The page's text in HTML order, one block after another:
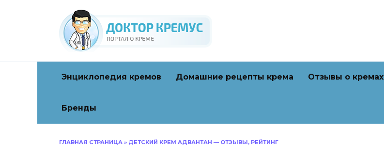
Энциклопедия кремов Домашние рецепты крема Отзывы о кремах
Бренды
ГЛАВНАЯ СТРАНИЦА » ДЕТСКИЙ КРЕМ АДВАНТАН — ОТЗЫВЫ, РЕЙТИНГ